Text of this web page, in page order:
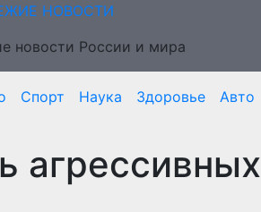
НОВОСТИ
новости России и мира
Спорт Наука Здоровье
Авто
агрессивных